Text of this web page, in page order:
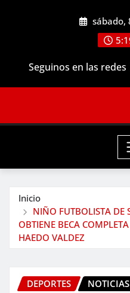
sábado,
Seguinos en las redes
Inicio
NIÑO FUTBOLISTA DE
OBTIENE BECA
HAEDO VALDEZ
DEPORTES